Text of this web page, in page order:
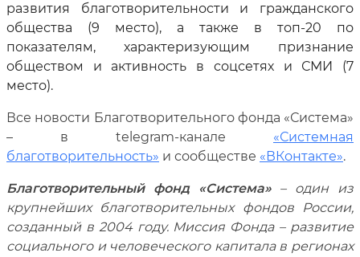
развития благотворительности и гражданского
общества (9 место), а также в топ-20 по
показателям, характеризующим признание
обществом и активность в соцсетях и СМИ (7
место).
Все новости Благотворительного фонда «Система»
– в telegram-канале «Системная
благотворительность» и сообществе «ВКонтакте».
Благотворительный фонд «Система»– один из
крупнейших благотворительных фондов России,
созданный в 2004 году. Миссия Фонда – развитие
социального и человеческого капитала в регионах